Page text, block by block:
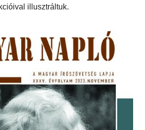
illusztráltuk.